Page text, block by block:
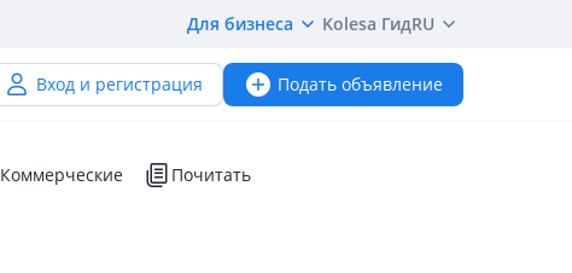
Для бизнеса Kolesa ГидRU
Вход и регистрация Подать объявление
Коммерческие Почитать